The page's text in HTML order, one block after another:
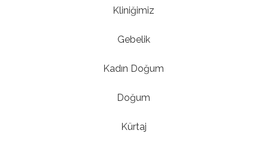
Kliniğimiz
Gebelik
Kadın Doğum
Doğum
Kürtaj